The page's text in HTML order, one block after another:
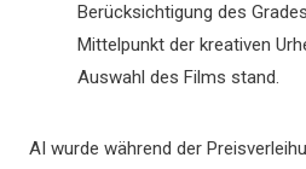
Berücksichtigung des
Mittelpunkt der kreativen
Auswahl des Films stand.
AI wurde während der